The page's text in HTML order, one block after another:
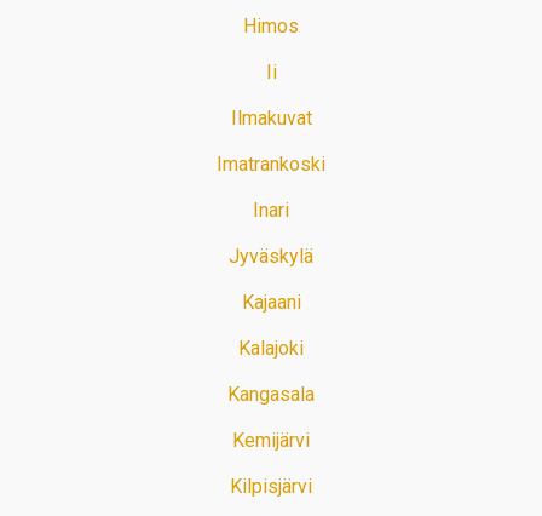
Himos
Ii
Ilmakuvat
Imatrankoski
Inari
Jyväskylä
Kajaani
Kalajoki
Kangasala
Kemijärvi
Kilpisjärvi